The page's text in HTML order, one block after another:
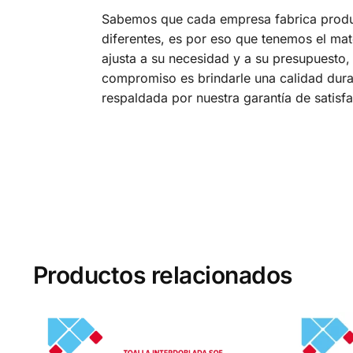
Sabemos que cada empresa fabrica
diferentes, es por eso que tenemos el
ajusta a su necesidad y a su
compromiso es brindarle una calidad
respaldada por nuestra garantía de
Productos relacionados